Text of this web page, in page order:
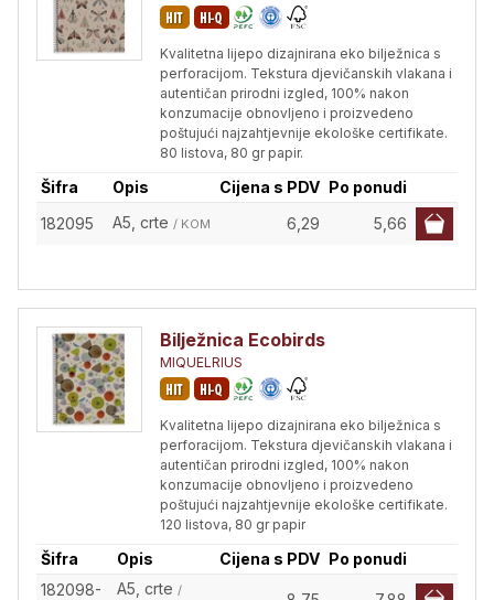
Kvalitetna lijepo dizajnirana eko bilježnica s
perforacijom. Tekstura djevičanskih vlakana i
autentičan prirodni izgled, 100% nakon
konzumacije obnovljeno i proizvedeno
poštujući najzahtjevnije ekološke certifikate.
80 listova, 80 gr papir.
Šifra Opis Cijena s PDV Po ponudi
182095
A5, crte / KOM 6,29 5,66
Bilježnica Ecobirds
MIQUELRIUS
Kvalitetna lijepo dizajnirana eko bilježnica s
perforacijom. Tekstura djevičanskih vlakana i
autentičan prirodni izgled, 100% nakon
konzumacije obnovljeno i proizvedeno
poštujući najzahtjevnije ekološke certifikate.
120 listova, 80 gr papir
Šifra Opis Cijena s PDV Po ponudi
182098-
A5, crte /